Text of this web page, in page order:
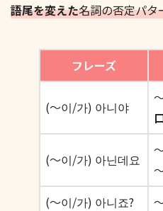
語尾を変えた名詞の否定パタ
フレーズ
(〜이/가) 아니야
(〜이/가) 아닌데요
(〜이/가) 아니죠?